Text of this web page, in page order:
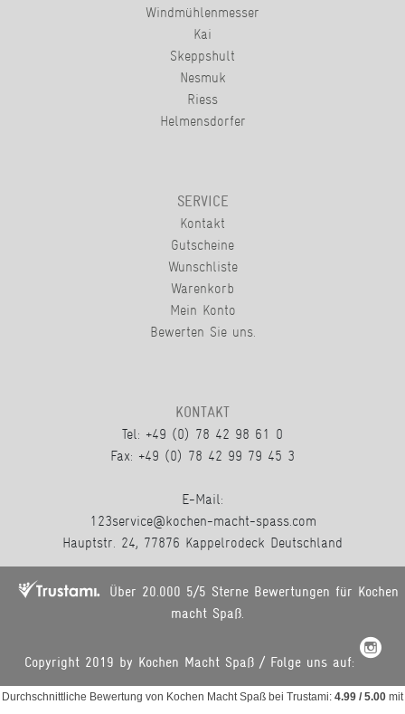
Windmühlenmesser
Kai
Skeppshult
Nesmuk
Riess
Helmensdorfer
SERVICE
Kontakt
Gutscheine
Wunschliste
Warenkorb
Mein Konto
Bewerten Sie uns.
KONTAKT
Tel: +49 (0) 78 42 98 61 0
Fax: +49 (0) 78 42 99 79 45 3
E-Mail:
123service@kochen-macht-spass.com
Hauptstr. 24, 77876 Kappelrodeck Deutschland
Über 20.000 5/5 Sterne Bewertungen für Kochen
macht Spaß.
Copyright 2019 by Kochen Macht Spaß / Folge uns auf:
Durchschnittliche Bewertung von Kochen Macht Spaß bei Trustami: 4.99 / 5.00 mit